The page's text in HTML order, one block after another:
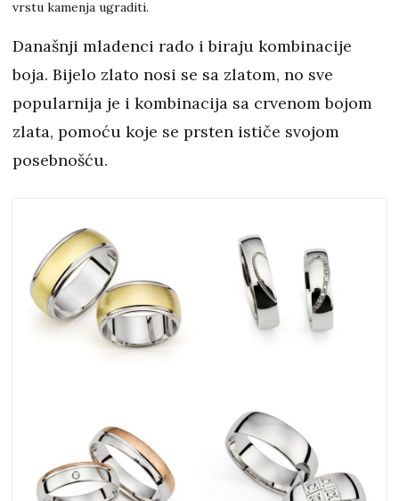
vrstu kamenja ugraditi.
Današnji mladenci rado i biraju kombinacije
boja. Bijelo zlato nosi se sa zlatom, no sve
popularnija je i kombinacija sa crvenom bojom
zlata, pomoću koje se prsten ističe svojom
posebnošću.